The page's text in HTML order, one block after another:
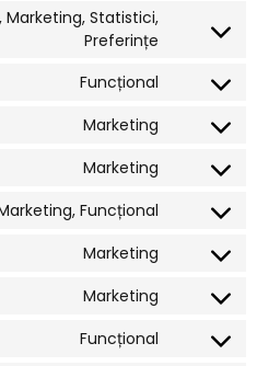
Marketing, Statistici,
Preferințe
Funcțional
Marketing
Marketing
Funcțional
Marketing
Marketing
Funcțional